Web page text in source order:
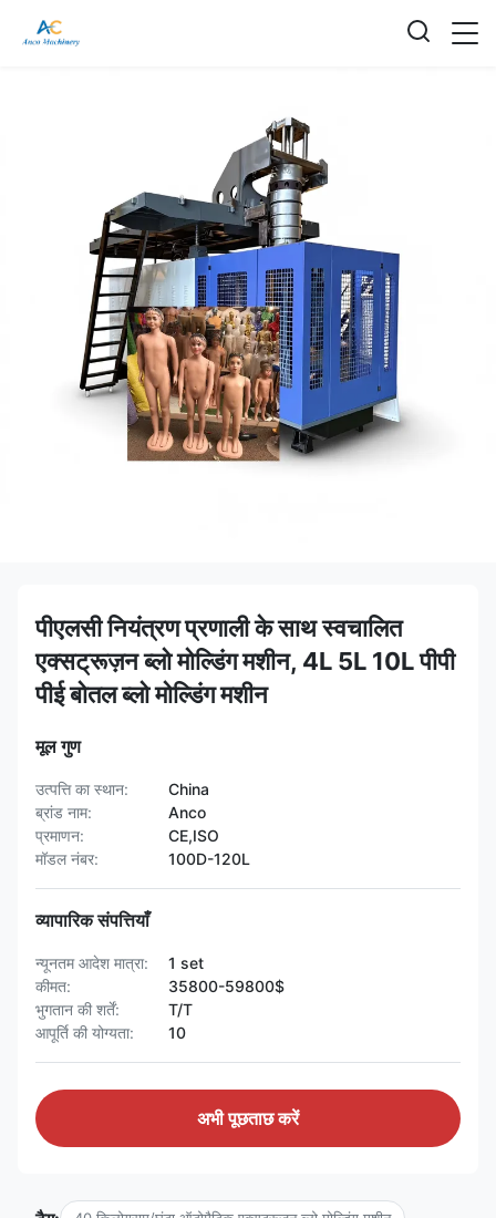
पीएलसी नियंत्रण प्रणाली के साथ स्वचालित
एक्सट्रूज़न ब्लो मोल्डिंग मशीन, 4L 5L 10L पीपी
पीई बोतल ब्लो मोल्डिंग मशीन
मूल गुण
उत्पत्ति का स्थान:
China
ब्रांड नाम:
Anco
प्रमाणन:
CE,ISO
मॉडल नंबर:
100D-120L
व्यापारिक संपत्तियाँ
न्यूनतम आदेश मात्रा:
1 set
कीमत:
35800-59800$
भुगतान की शर्तें:
T/T
आपूर्ति की योग्यता:
10
अभी पूछताछ करें